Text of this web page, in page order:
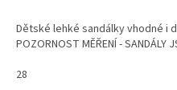
Dětské lehké sandálky vhodné i
POZORNOST MĚŘENÍ - SANDÁLY
28